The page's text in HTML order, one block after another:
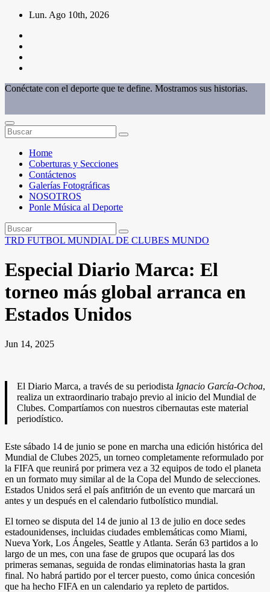
Saltar
contenido
Lun. Ago 10th, 2026
Conéctate con el deporte que te define. Mostramos sus historias.
Home
Coberturas y Secciones
Contáctenos
Galerías Fotográficas
NOSOTROS
Ponle Música al Deporte
TRD FUTBOL MUNDIAL DE CLUBES MUNDO
Especial Diario Marca: El
torneo más global arranca en
Estados Unidos
Jun 14, 2025
El Diario Marca, a través de su periodista Ignacio García-Ochoa,
realiza un extraordinario trabajo previo al inicio del Mundial de
Clubes. Compartíamos con nuestros cibernautas este material
periodístico.
Este sábado 14 de junio se pone en marcha una edición histórica del
Mundial de Clubes 2025, un torneo completamente reformulado por
la FIFA que reunirá por primera vez a 32 equipos de todo el planeta
en un formato muy similar al de la Copa del Mundo de selecciones.
Estados Unidos será el país anfitrión de un evento que marcará un
antes y un después en el calendario futbolístico mundial.
El torneo se disputa del 14 de junio al 13 de julio en doce sedes
estadounidenses, incluidas ciudades emblemáticas como Miami,
Nueva York, Los Ángeles, Seattle y Atlanta. Serán 63 partidos a lo
largo de un mes, con una fase de grupos que ocupará las dos
primeras semanas, seguida de rondas eliminatorias hasta la gran
final. No habrá partido por el tercer puesto, como única concesión
que ha hecho FIFA en un calendario ya repleto de partidos.